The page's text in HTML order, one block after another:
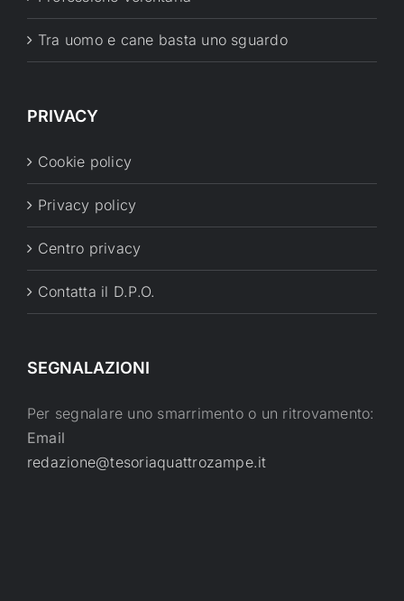
Tra uomo e cane basta uno sguardo
PRIVACY
Cookie policy
Privacy policy
Centro privacy
Contatta il D.P.O.
SEGNALAZIONI
Per segnalare uno smarrimento o un ritrovamento:
Email
redazione@tesoriaquattrozampe.it